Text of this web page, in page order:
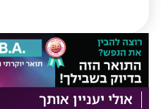
אולי יעניין אותך